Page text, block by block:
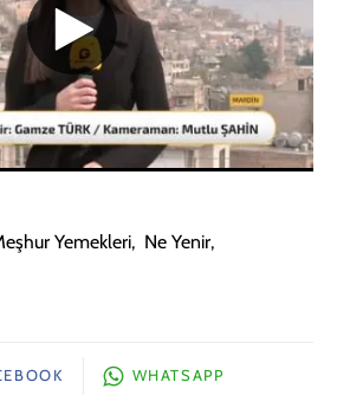
Yemekleri, Ne Yenir,
WHATSAPP